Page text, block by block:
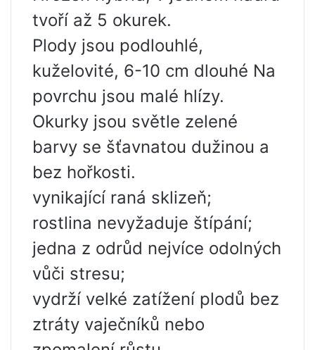
tvoří až 5 okurek.
Plody jsou podlouhlé,
kuželovité, 6-10 cm dlouhé Na
povrchu jsou malé hlízy.
Okurky jsou světle zelené
barvy se šťavnatou dužinou a
bez hořkosti.
vynikající raná sklizeň;
rostlina nevyžaduje štípání;
jedna z odrůd nejvíce odolných
vůči stresu;
vydrží velké zatížení plodů bez
ztráty vaječníků nebo